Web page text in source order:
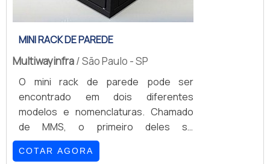
MINI RACK DE PAREDE
Multiwayinfra/ São Paulo - SP
O mini rack de parede pode ser
encontrado em dois diferentes
modelos e nomenclaturas. Chamado
de MMS, o primeiro deles se
caracteriza por contar com um plano
de montagem com dois pares com
COTAR AGORA